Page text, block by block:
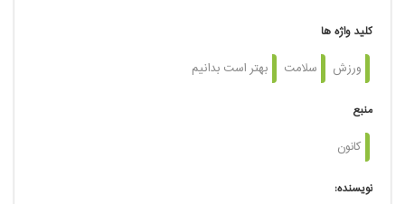
کلید واژه ها
ورزش سلامت بهتر است بدانیم
منبع
کانون
نویسنده: